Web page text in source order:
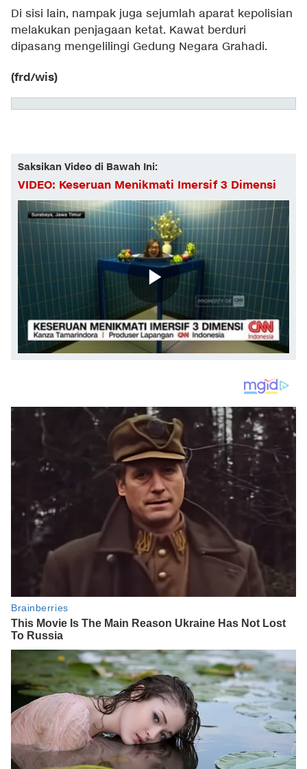
Di sisi lain, nampak juga sejumlah aparat kepolisian
melakukan penjagaan ketat. Kawat berduri
dipasang mengelilingi Gedung Negara Grahadi.
(frd/wis)
Saksikan Video di Bawah Ini:
VIDEO: Keseruan Menikmati Imersif 3 Dimensi